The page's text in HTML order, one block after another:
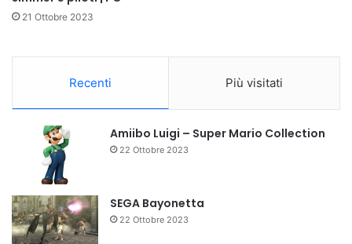
21 Ottobre 2023
Recenti Più visitati
Amiibo Luigi – Super Mario Collection
22 Ottobre 2023
SEGA Bayonetta
22 Ottobre 2023